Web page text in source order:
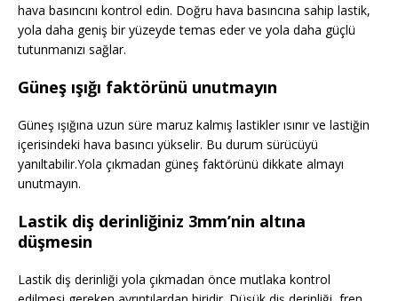
hava basıncını kontrol edin. Doğru hava basıncına sahip lastik,
yola daha geniş bir yüzeyde temas eder ve yola daha güçlü
tutunmanızı sağlar.
Güneş ışığı faktörünü unutmayın
Güneş ışığına uzun süre maruz kalmış lastikler ısınır ve lastiğin
içerisindeki hava basıncı yükselir. Bu durum sürücüyü
yanıltabilir.Yola çıkmadan güneş faktörünü dikkate almayı
unutmayın.
Lastik diş derinliğiniz 3mm’nin altına
düşmesin
Lastik diş derinliği yola çıkmadan önce mutlaka kontrol